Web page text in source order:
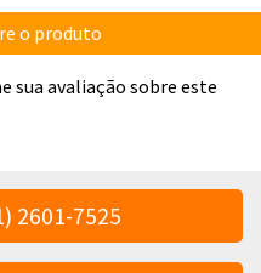
o produto
sua avaliação sobre este
2601-7525